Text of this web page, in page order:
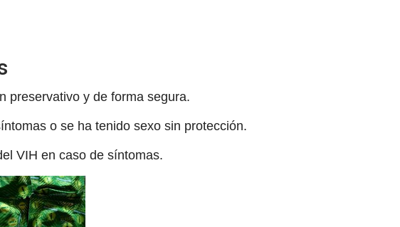
preservativo y de forma segura.
o se ha tenido sexo sin protección.
VIH en caso de síntomas.